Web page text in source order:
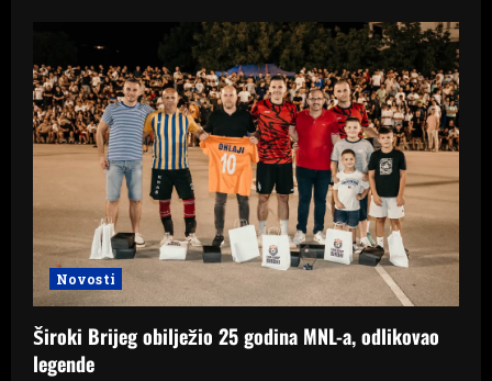
Novosti
Široki Brijeg obilježio 25 godina MNL-a, odlikovao
legende